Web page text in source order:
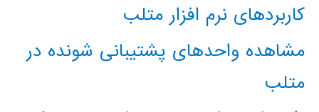
کاربردهای نرم افزار متلب
مشاهده واحدهای پشتیبانی شونده در
متلب